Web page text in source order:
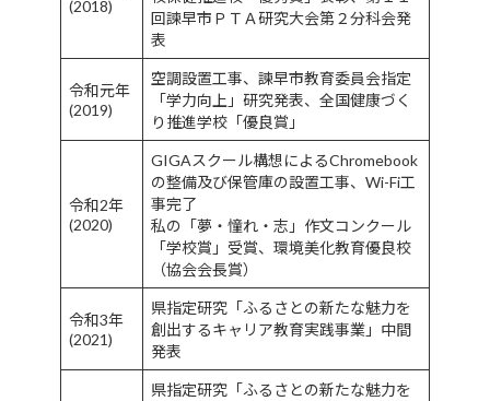
(2018)
回諫早市ＰＴＡ研究大会第２分科会発
表
令和元年
(2019)
空調設置工事、諫早市教育委員会指定
「学力向上」研究発表、全国健康づく
り推進学校「優良賞」
令和2年
(2020)
GIGAスクール構想によるChromebook
の整備及び保管庫の設置工事、Wi-Fi工
事完了
私の「夢・憧れ・志」作文コンクール
「学校賞」受賞、環境美化教育優良校
（協会会長賞）
令和3年
(2021)
県指定研究「ふるさとの新たな魅力を
創出するキャリア教育実践事業」中間
発表
県指定研究「ふるさとの新たな魅力を